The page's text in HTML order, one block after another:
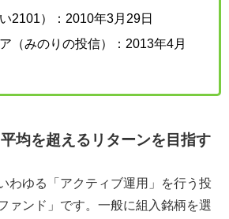
2101）：2010年3月29日
（みのりの投信）：2013年4月
均を超えるリターンを目指す
わゆる「アクティブ運用」を行う投
ァンド」です。一般に組入銘柄を選